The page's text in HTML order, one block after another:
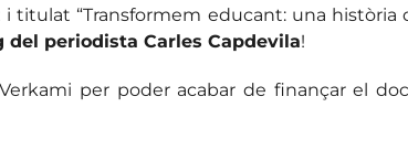
“Transformem educant: una història
del periodista Carles Capdevila!
per poder acabar de finançar el